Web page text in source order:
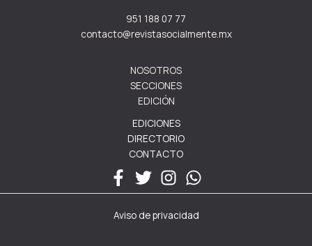
951 188 07 77
contacto@revistasocialmente.mx
NOSOTROS
SECCIONES
EDICIÓN
EDICIONES
DIRECTORIO
CONTACTO
Aviso de privacidad